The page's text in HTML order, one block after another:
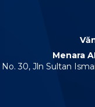
Menara
No. 30, Jln Sultan